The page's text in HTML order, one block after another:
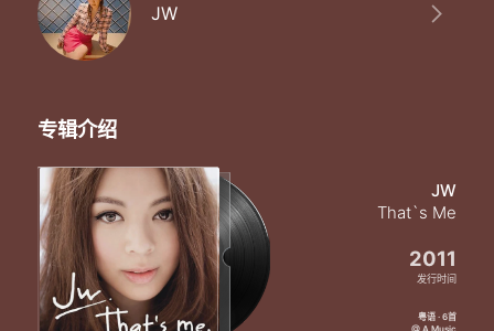
JW
专辑介绍
JW
That`s Me
2011
发行时间
粤语 · 6首
@ A Music